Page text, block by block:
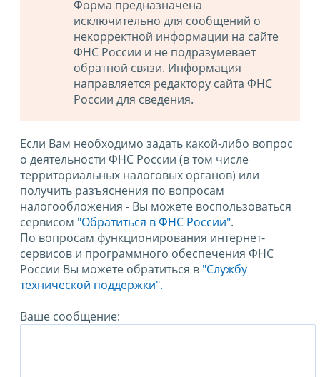
Форма предназначена
исключительно для сообщений о
некорректной информации на сайте
ФНС России и не подразумевает
обратной связи. Информация
направляется редактору сайта ФНС
России для сведения.
Если Вам необходимо задать какой-либо вопрос
о деятельности ФНС России (в том числе
территориальных налоговых органов) или
получить разъяснения по вопросам
налогообложения - Вы можете воспользоваться
сервисом "Обратиться в ФНС России".
По вопросам функционирования интернет-
сервисов и программного обеспечения ФНС
России Вы можете обратиться в "Службу
технической поддержки".
Ваше сообщение: